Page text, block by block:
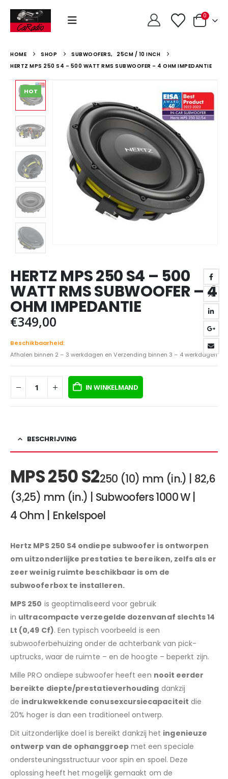
0
HOME SHOP SUBWOOFERS,
25CM / 10 INCH
HERTZ MPS 250 S4 – 500 WATT RMS SUBWOOFER – 4 OHM IMPEDANTIE
HOT
HERTZ MPS 250 S4 – 500
WATT RMS SUBWOOFER – 4
OHM IMPEDANTIE
€349,00
Beschikbaarheid:
Afhalen binnen 2 – 3 werkdagen en Verzending binnen 3 – 4 werkdagen
IN WINKELMAND
BESCHRIJVING
MPS 250 S2250 (10) mm (in.)
82,6
(3,25) mm (in.)
Subwoofers1000 W
4 Ohm
Enkelspoel
Hertz MPS 250 S4 ondiepe subwoofer is ontworpen
om uitzonderlijke prestaties te bereiken, zelfs als er
zeer weinig ruimte beschikbaar is om de
subwooferbox te installeren.
MPS 250 is geoptimaliseerd voor gebruik
in ultracompacte verzegelde dozenvanaf slechts 14
Lt (0,49 Cf). Een typisch voorbeeld is een
subwooferbehuizing onder de achterbank van pick-
uptrucks, waar de ruimte – en de hoogte – beperkt zijn.
Mille PRO ondiepe subwoofer heeft een nooit eerder
bereikte diepte/prestatieverhouding dankzij
de indrukwekkende conusexcursiecapaciteit die
20% hoger is dan een traditioneel ontwerp.
Dit uitzonderlijke doel is bereikt dankzij het ingenieuze
ontwerp van de ophanggroepmet een speciale
ondersteuningsstructuur voor spin en spoel. Deze
oplossing heeft het mogelijk gemaakt om de